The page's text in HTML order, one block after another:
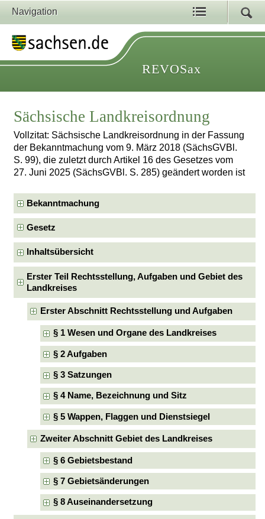
Navigation
REVOSax
Sächsische Landkreisordnung
Vollzitat: Sächsische Landkreisordnung in der Fassung
der Bekanntmachung vom 9. März 2018 (SächsGVBl.
S. 99), die zuletzt durch Artikel 16 des Gesetzes vom
27. Juni 2025 (SächsGVBl. S. 285) geändert worden ist
Bekanntmachung
Gesetz
Inhaltsübersicht
Erster Teil Rechtsstellung, Aufgaben und Gebiet des
Landkreises
Erster Abschnitt Rechtsstellung und Aufgaben
§ 1 Wesen und Organe des Landkreises
§ 2 Aufgaben
§ 3 Satzungen
§ 4 Name, Bezeichnung und Sitz
§ 5 Wappen, Flaggen und Dienstsiegel
Zweiter Abschnitt Gebiet des Landkreises
§ 6 Gebietsbestand
§ 7 Gebietsänderungen
§ 8 Auseinandersetzung